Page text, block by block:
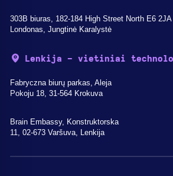
303B biuras, 182-184 High Street North E6 2JA
Londonas, Jungtinė Karalystė
Lenkija - vietiniai
Fabryczna biurų parkas, Aleja
Pokoju 18, 31-564 Krokuva
Brain Embassy, Konstruktorska
11, 02-673 Varšuva, Lenkija